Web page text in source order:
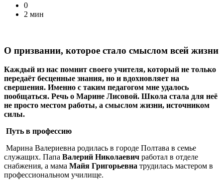
0
2 мин
О призвании, которое стало смыслом всей жизни
Каждый из нас помнит своего учителя, который не только
передаёт бесценные знания, но и вдохновляет на
свершения. Именно с таким педагогом мне удалось
пообщаться. Речь о Марине Лисовой. Школа стала для неё
не просто местом работы, а смыслом жизни, источником
силы.
Путь в профессию
Марина Валериевна родилась в городе Полтава в семье
служащих. Папа Валерий Николаевич работал в отделе
снабжения, а мама Майя Григорьевна трудилась мастером в
профессиональном училище.